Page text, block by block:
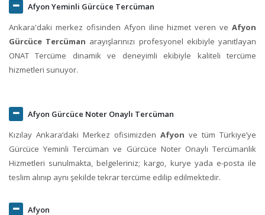
Afyon Yeminli Gürcüce Tercüman
Ankara'daki merkez ofisinden Afyon iline hizmet veren ve Afyon
Gürcüce Tercüman arayışlarınızı profesyonel ekibiyle yanıtlayan
ONAT Tercüme dinamik ve deneyimli ekibiyle kaliteli tercüme
hizmetleri sunuyor.
Afyon Gürcüce Noter Onaylı Tercüman
Kızılay Ankara‘daki Merkez ofisimizden Afyon ve tüm Türkiye’ye
Gürcüce Yeminli Tercüman ve Gürcüce Noter Onaylı Tercümanlık
Hizmetleri sunulmakta, belgeleriniz; kargo, kurye yada e-posta ile
teslim alınıp aynı şekilde tekrar tercüme edilip edilmektedir.
Afyon